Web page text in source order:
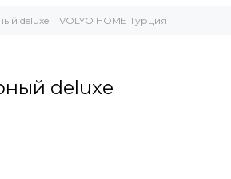
deluxe TIVOLYO HOME Турция
deluxe